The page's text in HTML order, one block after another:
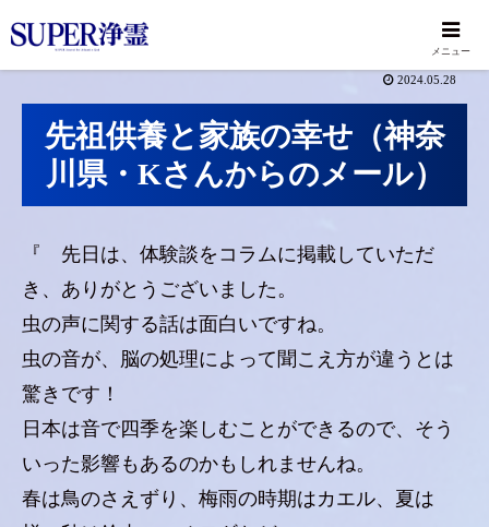
2024.05.28
先祖供養と家族の幸せ（神奈
川県・Kさんからのメール）
『 先日は、体験談をコラムに掲載していただ
き、ありがとうございました。
虫の声に関する話は面白いですね。
虫の音が、脳の処理によって聞こえ方が違うとは
驚きです！
日本は音で四季を楽しむことができるので、そう
いった影響もあるのかもしれませんね。
春は鳥のさえずり、梅雨の時期はカエル、夏は
メニュー